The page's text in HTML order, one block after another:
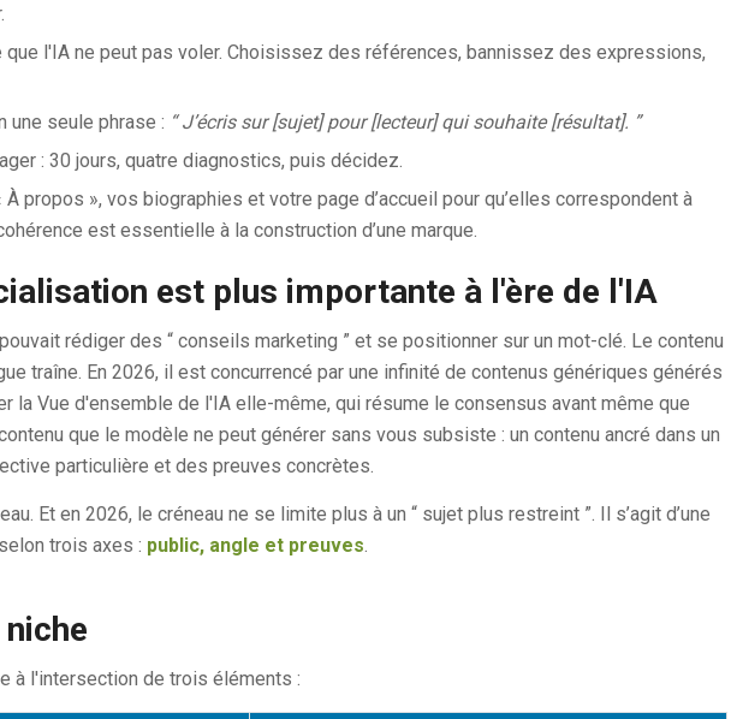
l'IA ne peut pas voler. Choisissez des références, bannissez des expressions,
une seule phrase : “ J’écris sur [sujet] pour [lecteur] qui souhaite [résultat]. ”
: 30 jours, quatre diagnostics, puis décidez.
propos », vos biographies et votre page d’accueil pour qu’elles correspondent à
est essentielle à la construction d’une marque.
est plus importante à l'ère de l'IA
rédiger des “ conseils marketing ” et se positionner sur un mot-clé. Le contenu
traîne. En 2026, il est concurrencé par une infinité de contenus génériques générés
la Vue d'ensemble de l'IA elle-même, qui résume le consensus avant même que
que le modèle ne peut générer sans vous subsiste : un contenu ancré dans un
particulière et des preuves concrètes.
Et en 2026, le créneau ne se limite plus à un “ sujet plus restreint ”. Il s’agit d’une
trois axes : public, angle et preuves
à l'intersection de trois éléments :